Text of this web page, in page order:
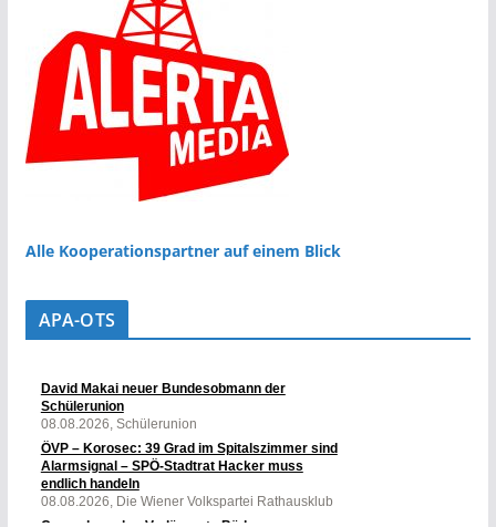
Alle Kooperationspartner auf einem Blick
APA-OTS